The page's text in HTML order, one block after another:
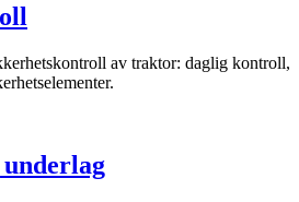
av traktor: daglig kontroll,
underlag